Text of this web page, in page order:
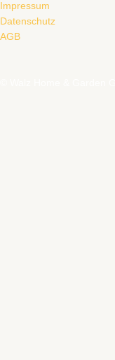
Impressum
Datenschutz
AGB